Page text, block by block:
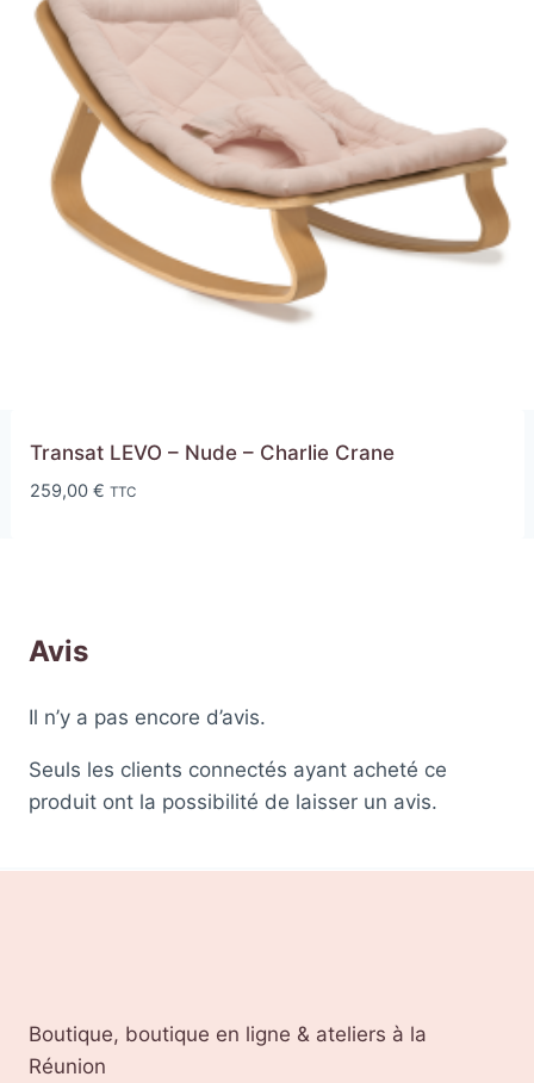
Transat LEVO – Nude – Charlie Crane
259,00 € TTC
Avis
Il n’y a pas encore d’avis.
Seuls les clients connectés ayant acheté ce
produit ont la possibilité de laisser un avis.
Boutique, boutique en ligne & ateliers à la
Réunion